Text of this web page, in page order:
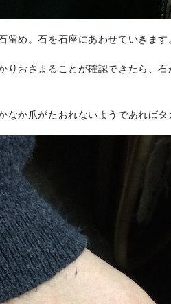
留め。石を石座にあわせていきます
りおさまることが確認できたら、
なか爪がたおれないようであれば